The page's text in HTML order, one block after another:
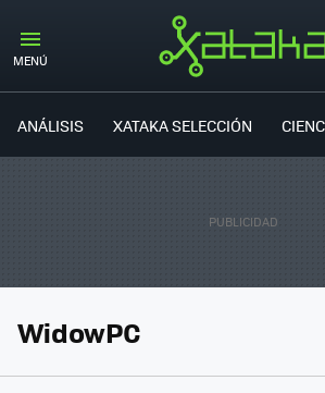
MENÚ
ANÁLISIS XATAKA SELECCIÓN
WidowPC